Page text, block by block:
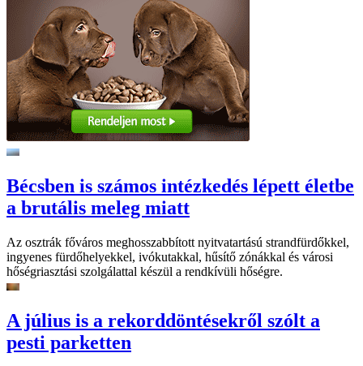
Bécsben is számos intézkedés lépett életbe
a brutális meleg miatt
Az osztrák főváros meghosszabbított nyitvatartású strandfürdőkkel,
ingyenes fürdőhelyekkel, ivókutakkal, hűsítő zónákkal és városi
hőségriasztási szolgálattal készül a rendkívüli hőségre.
A július is a rekorddöntésekről szólt a
pesti parketten